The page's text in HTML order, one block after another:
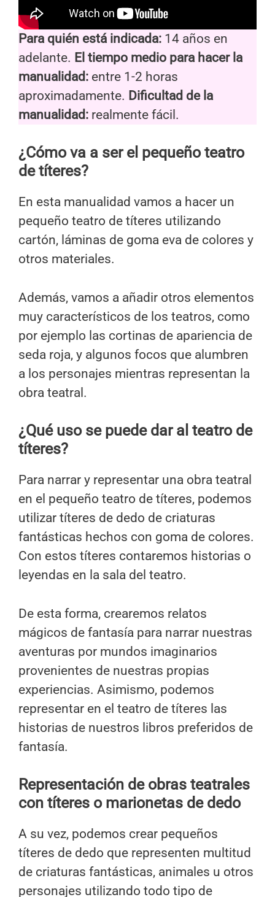
Para quién está indicada: 14 años en
adelante. El tiempo medio para hacer la
manualidad: entre 1-2 horas
aproximadamente. Dificultad de la
manualidad: realmente fácil.
¿Cómo va a ser el pequeño teatro
de títeres?
En esta manualidad vamos a hacer un
pequeño teatro de títeres utilizando
cartón, láminas de goma eva de colores y
otros materiales.
Además, vamos a añadir otros elementos
muy característicos de los teatros, como
por ejemplo las cortinas de apariencia de
seda roja, y algunos focos que alumbren
a los personajes mientras representan la
obra teatral.
¿Qué uso se puede dar al teatro de
títeres?
Para narrar y representar una obra teatral
en el pequeño teatro de títeres, podemos
utilizar títeres de dedo de criaturas
fantásticas hechos con goma de colores.
Con estos títeres contaremos historias o
leyendas en la sala del teatro.
De esta forma, crearemos relatos
mágicos de fantasía para narrar nuestras
aventuras por mundos imaginarios
provenientes de nuestras propias
experiencias. Asimismo, podemos
representar en el teatro de títeres las
historias de nuestros libros preferidos de
fantasía.
Representación de obras teatrales
con títeres o marionetas de dedo
A su vez, podemos crear pequeños
títeres de dedo que representen multitud
de criaturas fantásticas, animales u otros
personajes utilizando todo tipo de